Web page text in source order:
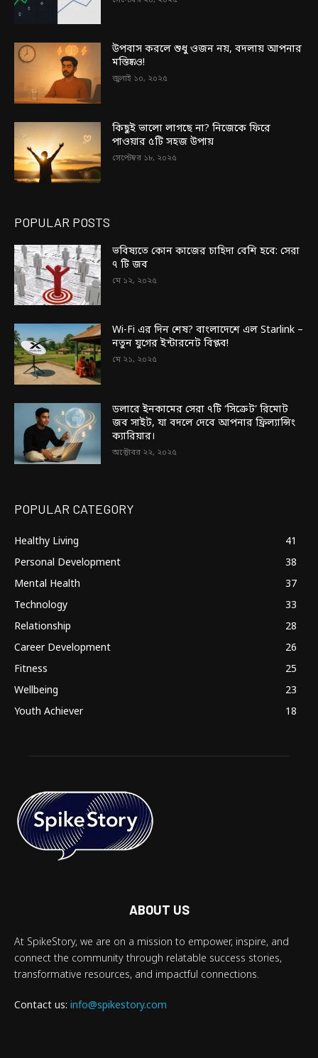
উপবাস করলে শুধু ওজন নয়, বদলায় আপনার
মস্তিষ্কও!
জুলাই ১০, ২০২৫
কিছুই ভালো লাগছে না? নিজেকে ফিরে
পাওয়ার ৫টি সহজ উপায়
সেপ্টেম্বর ১৮, ২০২৫
POPULAR POSTS
ভবিষ্যতে কোন কাজের চাহিদা বেশি হবে: সেরা
৭ টি জব
মে ১২, ২০২৫
Wi-Fi এর দিন শেষ? বাংলাদেশে এল Starlink –
নতুন যুগের ইন্টারনেট বিপ্লব!
মে ২১, ২০২৫
ডলারে ইনকামের সেরা ৭টি ‘সিক্রেট’ রিমোট
জব সাইট, যা বদলে দেবে আপনার ফ্রিল্যান্সিং
ক্যারিয়ার।
অক্টোবর ২২, ২০২৫
POPULAR CATEGORY
Healthy Living
41
Personal Development
38
Mental Health
37
Technology
33
Relationship
28
Career Development
26
Fitness
25
Wellbeing
23
Youth Achiever
18
ABOUT US
At SpikeStory, we are on a mission to empower, inspire, and
connect the community through relatable success stories,
transformative resources, and impactful connections.
Contact us: info@spikestory.com